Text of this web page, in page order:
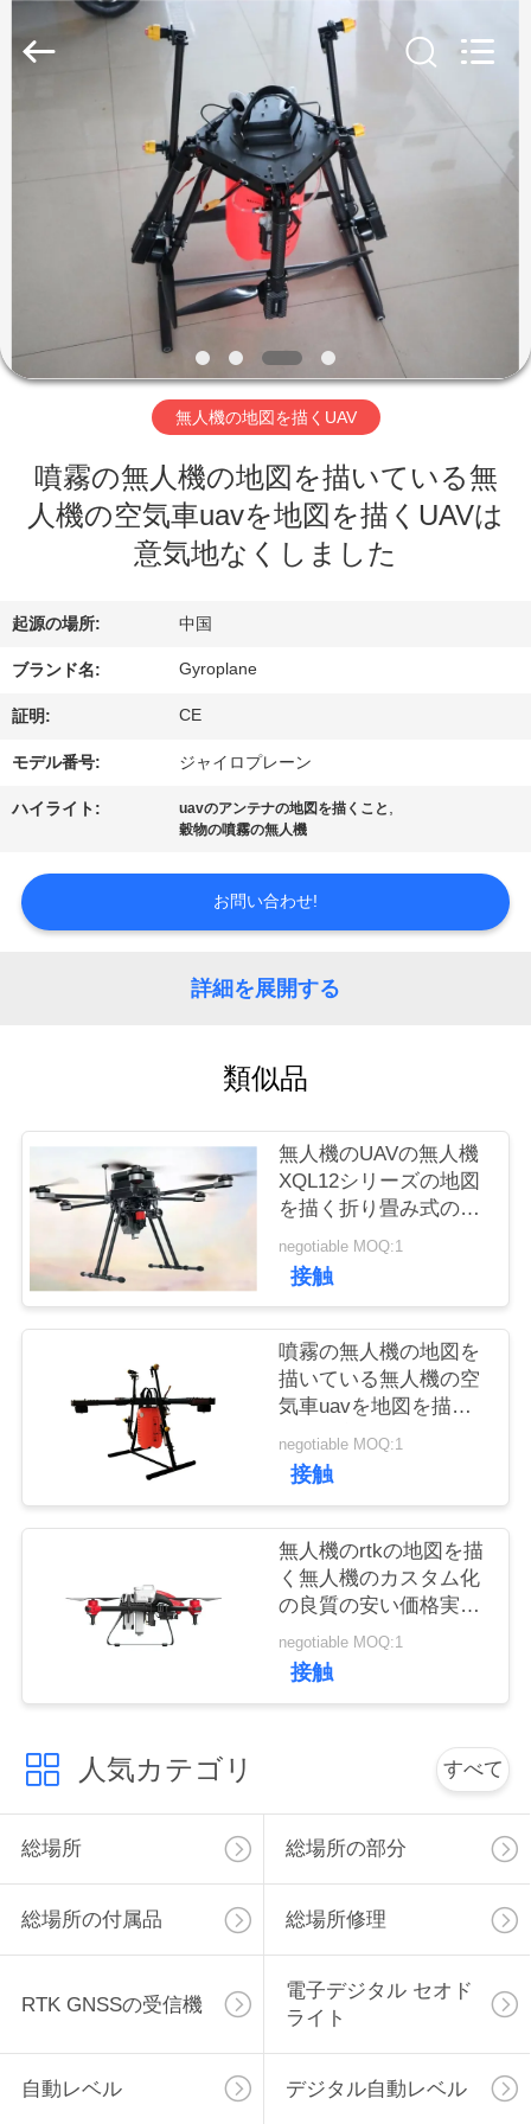
ク
達
つ
い
て
工
旅
管
私
達
な
引
用
を
要
求
し
な
さ
い
Electronic
Technology
無人機の地図を描くUAV
噴霧の無人機の地図を描いている無
人機の空気車uavを地図を描くUAVは
意気地なくしました
起源の場所: 中国
ブランド名: Gyroplane
証明: CE
モデル番号: ジャイロプレーン
ハイライト: uavのアンテナの地図を描くこと ,
穀物の噴霧の無人機
お問い合わせ!
詳細を展開する
類似品
無人機のUAVの無人機
XQL12シリーズの地図
を描く折り畳み式の6
つの回転子オイルの電
気の雑種の地図を描く
UAV
negotiable MOQ:1
接触
噴霧の無人機の地図を
描いている無人機の空
気車uavを地図を描く
UAVは意気地なくしま
した
negotiable MOQ:1
接触
無人機のrtkの地図を描
く無人機のカスタム化
の良質の安い価格実用
的なuavの地図を描く
UAV
negotiable MOQ:1
接触
人気カテゴリ すべて
総場所 総場所の部分
総場所の付属品 総場所修理
RTK GNSSの受信機
電子デジタル セオド
ライト
自動レベル デジタル自動レベル